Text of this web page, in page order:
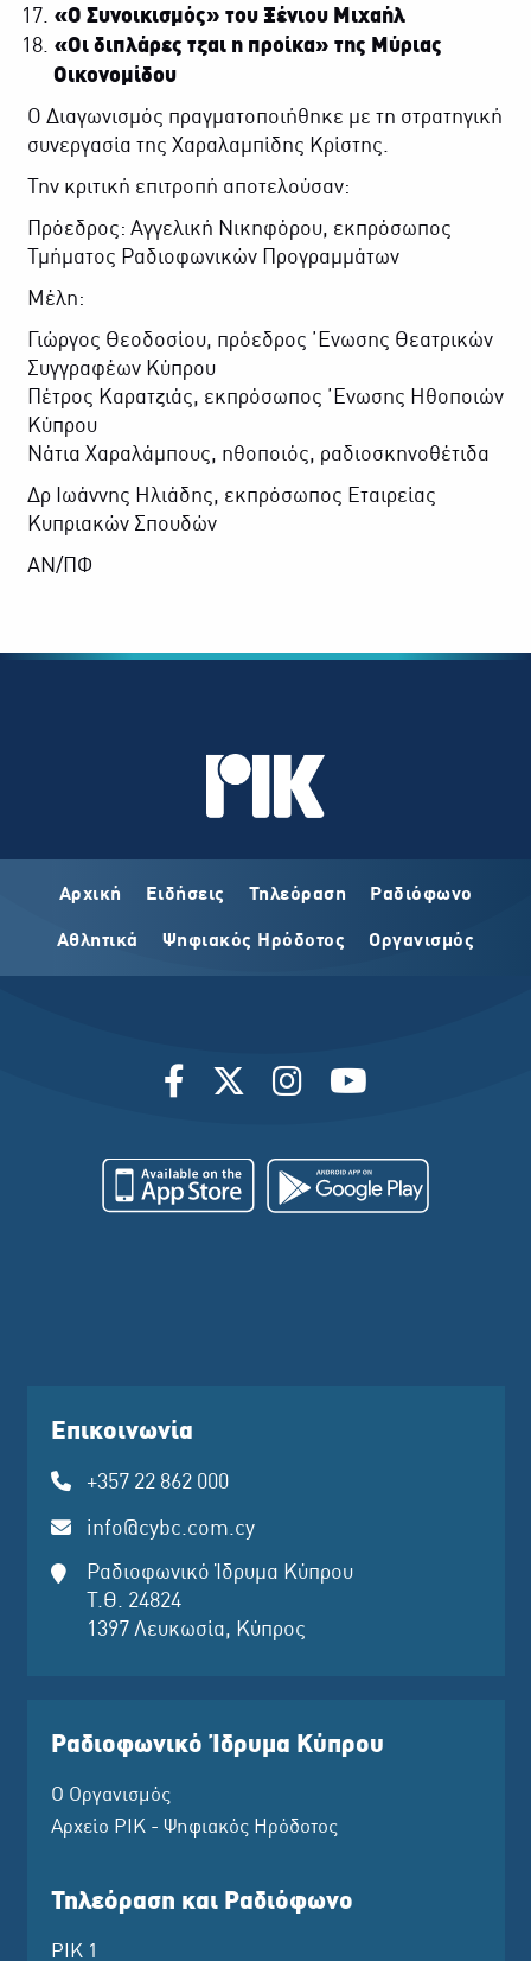
«Ο Συνοικισμός» του Ξένιου Μιχαήλ
«Οι διπλάρες τζαι η προίκα» της Μύριας
Οικονομίδου
Ο Διαγωνισμός πραγματοποιήθηκε με τη στρατηγική
συνεργασία της Χαραλαμπίδης Κρίστης.
Την κριτική επιτροπή αποτελούσαν:
Πρόεδρος: Αγγελική Νικηφόρου, εκπρόσωπος
Τμήματος Ραδιοφωνικών Προγραμμάτων
Μέλη:
Γιώργος Θεοδοσίου, πρόεδρος ΄Ενωσης Θεατρικών
Συγγραφέων Κύπρου
Πέτρος Καρατζιάς, εκπρόσωπος ΄Ενωσης Ηθοποιών
Κύπρου
Νάτια Χαραλάμπους, ηθοποιός, ραδιοσκηνοθέτιδα
Δρ Ιωάννης Ηλιάδης, εκπρόσωπος Εταιρείας
Κυπριακών Σπουδών
ΑΝ/ΠΦ
Αρχική Ειδήσεις Τηλεόραση Ραδιόφωνο
Αθλητικά Ψηφιακός Ηρόδοτος Οργανισμός
Επικοινωνία
+357 22 862 000
info@cybc.com.cy
Ραδιοφωνικό Ίδρυμα Κύπρου
Τ.Θ. 24824
1397 Λευκωσία, Κύπρος
Ραδιοφωνικό Ίδρυμα Κύπρου
Ο Οργανισμός
Αρχείο ΡΙΚ - Ψηφιακός Ηρόδοτος
Τηλεόραση και Ραδιόφωνο
ΡΙΚ 1